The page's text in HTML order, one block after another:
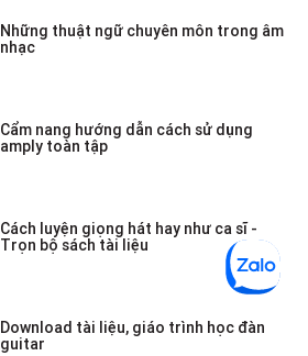
Những thuật ngữ chuyên môn trong âm
nhạc
Cẩm nang hướng dẫn cách sử dụng
amply toàn tập
Cách luyện giọng hát hay như ca sĩ -
Trọn bộ sách tài liệu
Download tài liệu, giáo trình học đàn
guitar